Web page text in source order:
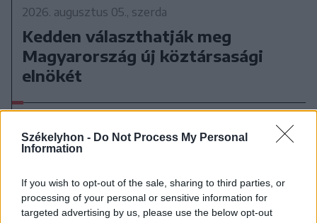
Székelyhon - Do Not Process My Personal
Information
If you wish to opt-out of the sale, sharing to third parties, or
processing of your personal or sensitive information for
targeted advertising by us, please use the below opt-out
2026. augusztus 05., szerda
Kedden választhatják meg
Magyarország új köztársasági
elnökét